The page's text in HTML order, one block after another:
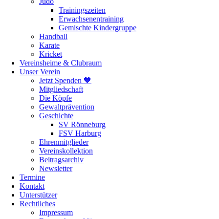
Trainingszeiten
Erwachsenentraining
Gemischte Kindergruppe
Handball
Karate
Kricket
Vereinsheime & Clubraum
Unser Verein
Jetzt Spenden 💙
Mitgliedschaft
Die Köpfe
Gewaltprävention
Geschichte
SV Rönneburg
FSV Harburg
Ehrenmitglieder
Vereinskollektion
Beitragsarchiv
Newsletter
Termine
Kontakt
Unterstützer
Rechtliches
Impressum